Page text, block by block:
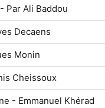
Par Ali Baddou
Decaens
Monin
Cheissoux
- Emmanuel Khérad